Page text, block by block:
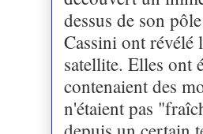
dessus de son
Cassini ont révélé
satellite. Elles ont
contenaient des
n'étaient pas